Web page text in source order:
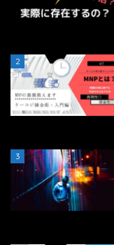
2
3